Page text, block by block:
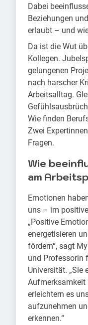
Dabei
Beziehungen
erlaubt – und
Da ist die Wut
Kollegen.
gelungenen
nach harscher
Arbeitsalltag.
Wie finden
Zwei
Fragen.
Wie
am
Emotionen
uns – im
„Positive
energetisieren
fördern“, sagt
und Professorin
Universität. „Sie
erleichtern es
aufzunehmen
erkennen.“